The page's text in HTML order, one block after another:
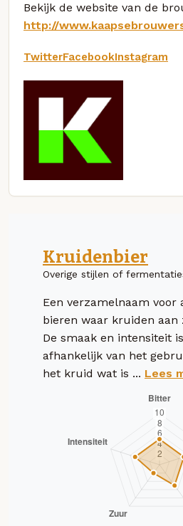
Bekijk de website van de
http://
TwitterFacebookInstagram
Kruidenbier
Overige stijlen of
Een verzamelnaam voor
bieren waar kruiden aan
De smaak en intensiteit
afhankelijk van het
het kruid wat is ... Lees